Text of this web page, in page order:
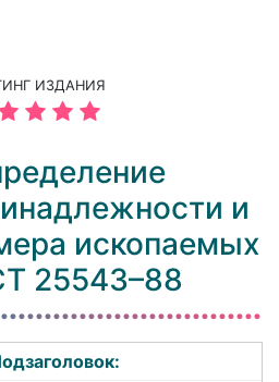
ИЗДАНИЯ
и
ископаемых
25543–88